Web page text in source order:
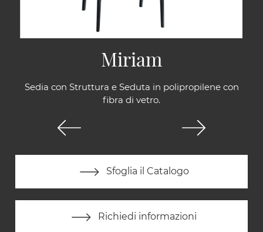
Sedia con Struttura e Seduta in polipropilene con
fibra di vetro.
Sfoglia il Catalogo
Richiedi informazioni
Miriam